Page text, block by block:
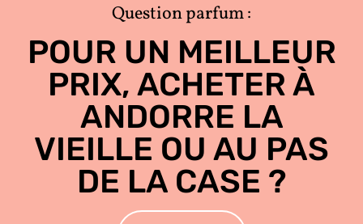
Question parfum :
POUR UN MEILLEUR
PRIX, ACHETER À
ANDORRE LA
VIEILLE OU AU PAS
DE LA CASE ?